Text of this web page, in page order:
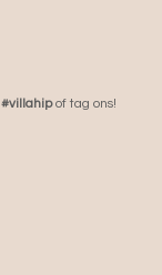
#villahipof tag ons!